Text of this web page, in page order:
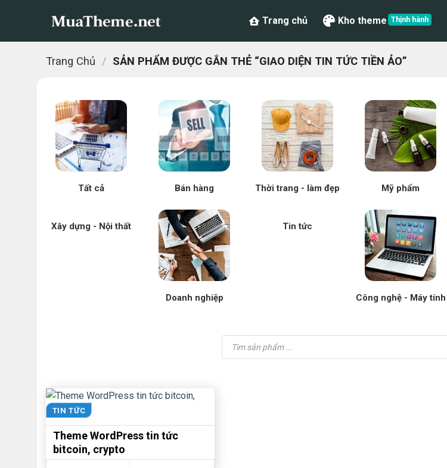
Trang chủ Kho theme
Trang Chủ / SẢN PHẨM ĐƯỢC GẮN THẺ “GIAO DIỆN TIN TỨC TIỀN ẢO”
Tất cả Bán hàng Thời trang - làm đẹp Mỹ phẩm
Xây dựng - Nội thất
Doanh nghiệp
Tin tức
Công nghệ - Máy tính
Tìm
kiếm
sản
TIN TỨC
Theme WordPress tin tức
bitcoin, crypto